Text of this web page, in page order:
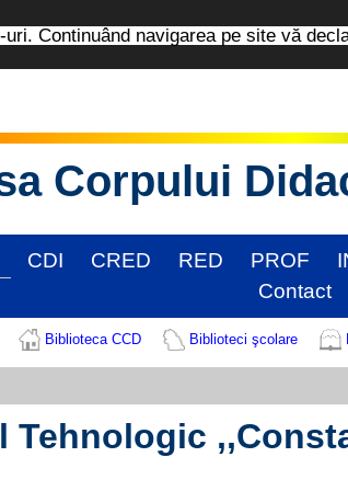
Continuând navigarea pe site vă
Corpului
CDI CRED RED PROF
Contact
Biblioteca CCD Biblioteci şcolare